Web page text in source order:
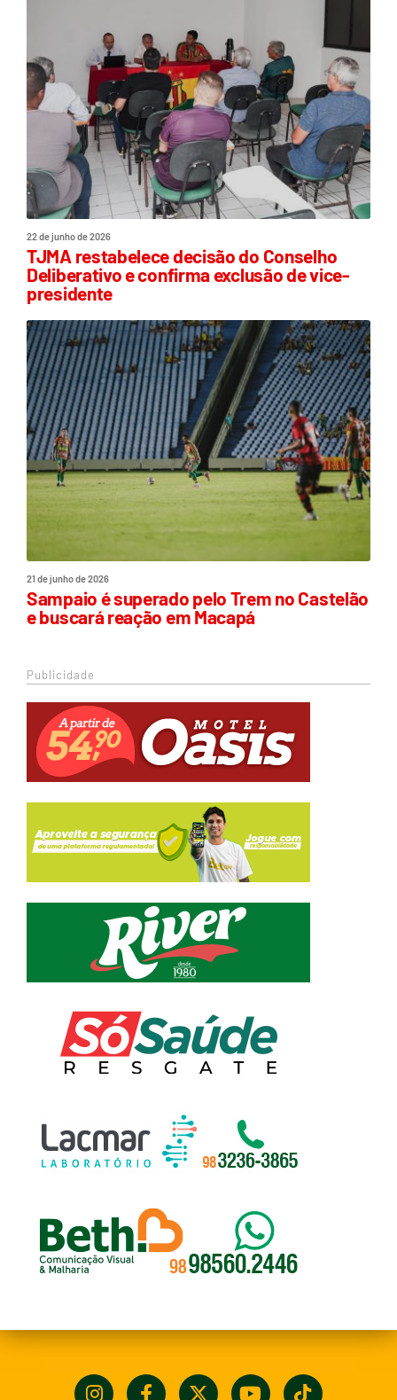
22 de junho de 2026
TJMA restabelece decisão do Conselho
Deliberativo e confirma exclusão de vice-
presidente
21 de junho de 2026
Sampaio é superado pelo Trem no Castelão
e buscará reação em Macapá
Publicidade